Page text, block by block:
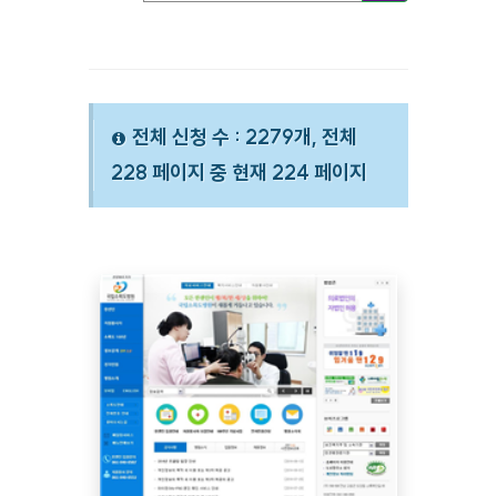
전체 신청 수 : 2279개, 전체
228 페이지 중 현재 224 페이지